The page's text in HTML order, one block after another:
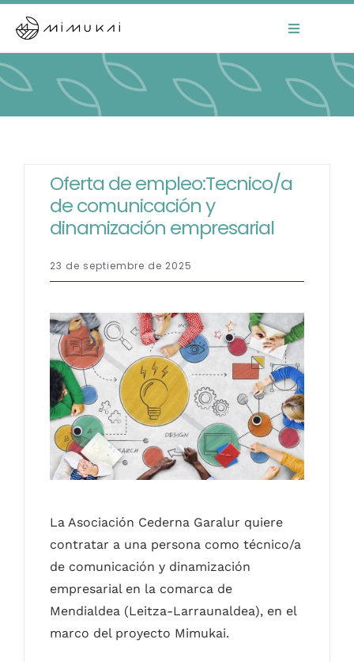
content
Toggle
Navigation
Home
El Centro
La Comunidad
Áreas de Trabajo
Actualidad
Contacto
Castellano
Oferta de empleo:Tecnico/a
de comunicación y
dinamización empresarial
23 de septiembre de 2025
La Asociación Cederna Garalur quiere
contratar a una persona como técnico/a
de comunicación y dinamización
empresarial en la comarca de
Mendialdea (Leitza-Larraunaldea), en el
marco del proyecto Mimukai.